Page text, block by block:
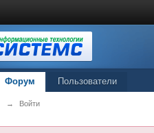
Форум Пользователи
→ Войти